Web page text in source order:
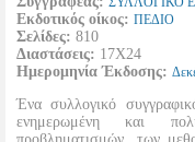
Εκδοτικός οίκος: ΠΕΔΙΟ
Σελίδες: 810
Διαστάσεις: 17Χ24
Ημερομηνία Έκδοσης:
Ένα συλλογικό
ενημερωμένη και